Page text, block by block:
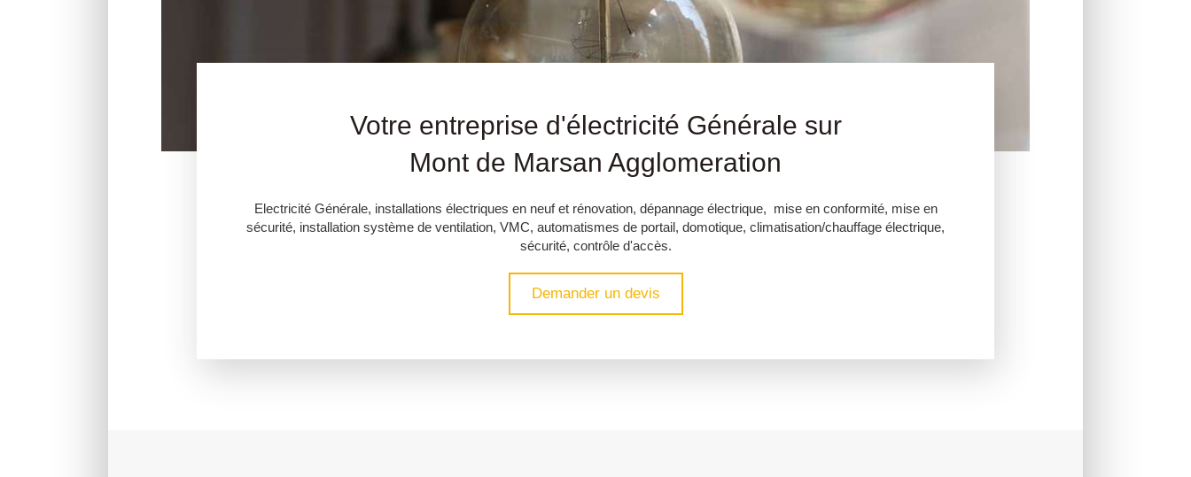
Votre entreprise d'électricité Générale sur
Mont de Marsan Agglomeration
Electricité Générale, installations électriques en neuf et rénovation, dépannage électrique, mise en conformité, mise en
sécurité, installation système de ventilation, VMC, automatismes de portail, domotique, climatisation/chauffage électrique,
sécurité, contrôle d'accès.
Demander un devis